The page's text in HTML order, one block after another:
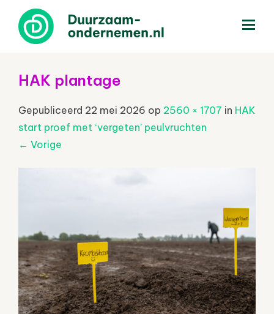
HAK plantage
Gepubliceerd 22 mei 2026 op 2560 × 1707 in HAK
start proef met ‘vergeten’ peulvruchten
← Vorige